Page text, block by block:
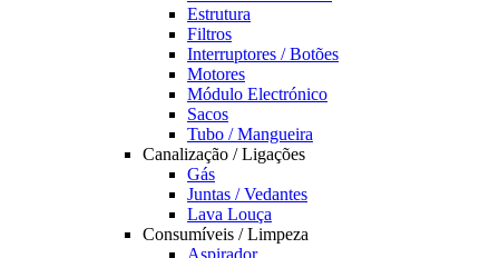
Estrutura
Filtros
Interruptores / Botões
Motores
Módulo Electrónico
Sacos
Tubo / Mangueira
Canalização / Ligações
Gás
Juntas / Vedantes
Lava Louça
Consumíveis / Limpeza
Aspirador